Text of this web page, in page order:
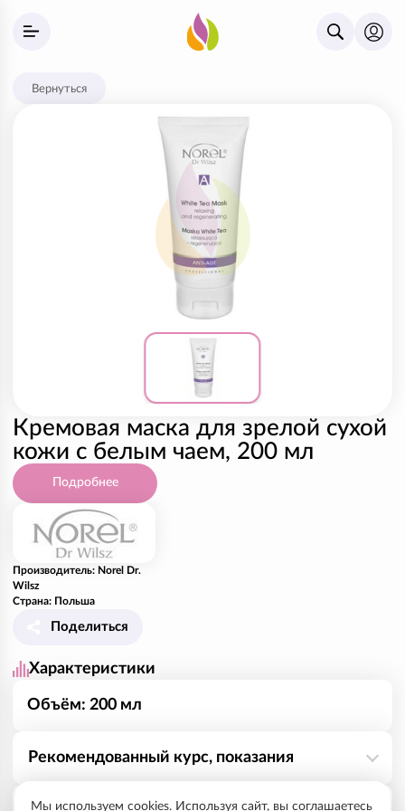
Вернуться
Кремовая маска для зрелой сухой
кожи с белым чаем, 200 мл
Подробнее
Производитель: Norel Dr.
Wilsz
Страна: Польша
Поделиться
Характеристики
Объём: 200 мл
Рекомендованный курс, показания
Мы используем cookies. Используя сайт, вы соглашаетесь